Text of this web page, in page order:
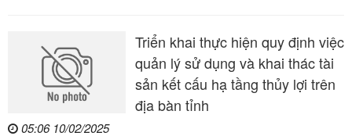
Triển khai thực hiện quy định việc
quản lý sử dụng và khai thác tài
sản kết cấu hạ tầng thủy lợi trên
địa bàn tỉnh
05:06 10/02/2025